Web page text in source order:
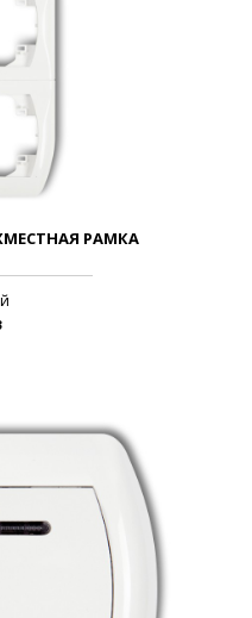
РАМКА